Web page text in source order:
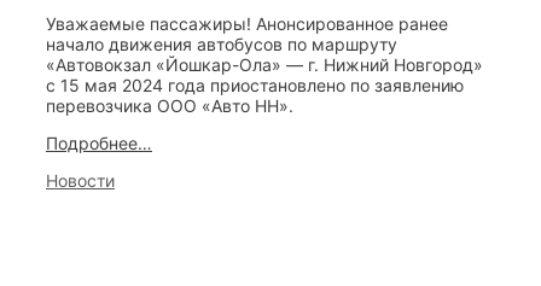
Уважаемые пассажиры! Анонсированное ранее
начало движения автобусов по маршруту
«Автовокзал «Йошкар-Ола» — г. Нижний Новгород»
с 15 мая 2024 года приостановлено по заявлению
перевозчика ООО «Авто НН».
Подробнее…
Categories
Новости